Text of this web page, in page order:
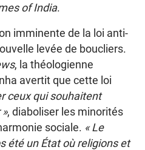
of India.
imminente de la loi anti-
levée de boucliers.
, la théologienne
avertit que cette loi
ceux qui souhaitent
, diaboliser les minorités
sociale. « Le
été un État où religions et